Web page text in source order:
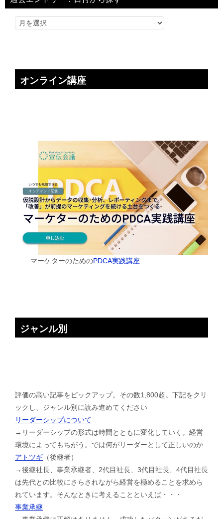
オンライン講座
マーケターのためのPDCA実践講座
ジャンル別
評価の高い記事をピックアップ。その数1,800超。下記をクリ
ックし、ジャンル別に読み進めてください
リーダーシップについて
→リーダーシップの形式は時間とともに変化していく。経営
環境によってもちがう。では何がリーダーとして正しいのか
アトツギ （後継者）
→後継社長、事業承継者、2代目社長、3代目社長、4代目社長
は先代との比較にさらされながら経営を極めることを求めら
れています。そんなときに考えることといえば・・・
事業承継